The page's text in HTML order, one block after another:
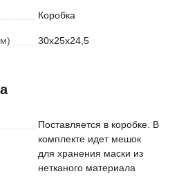
Коробка
30x25x24,5
Поставляется в коробке. В
комплекте идет мешок
для хранения маски из
нетканого материала